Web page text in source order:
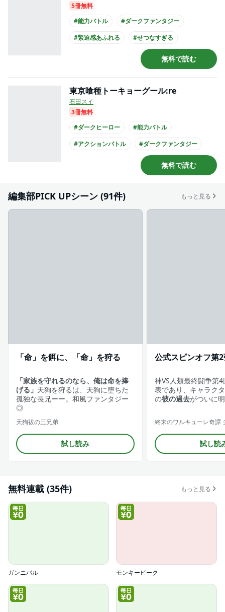
5冊無料
#能力バトル
#ダークファンタジー
#緊迫感あふれる
#せつなすぎる
#バトル無料で読む
東京喰種トーキョーグール:re
石田スイ
3冊無料
#ダークヒーロー
#能力バトル
#アクションバトル
#ダークファンタジー
#緊迫感あふれる
#バトル
#大学生
#アニメ化
無料で読む
編集部PICK UPシーン (91件) もっと見る
「命」を餌に、「命」を狩る
「家族を守れるのなら、俺は命を捧
げる」 天狗を狩るは、天狗に堕ちた
孤独な長兄ーー。和風ファンタジー
◎
天狗祓の三兄弟
試し読み
公式スピンオフ第
神VS人類最終闘争第
表であり、キャラク
の彼の過去がついに
試し読
無料連載 (35件) もっと見る
ガンニバル モンキーピーク